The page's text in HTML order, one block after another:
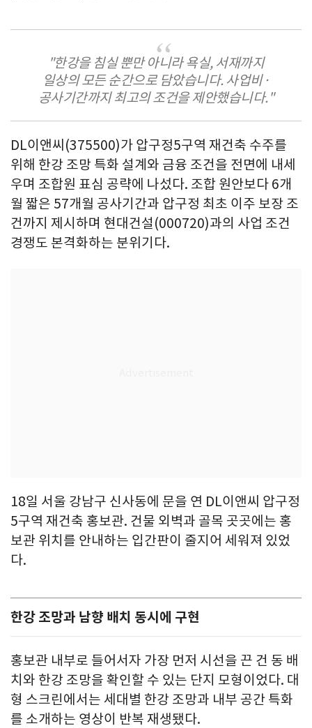
"한강을 침실 뿐만 아니라 욕실, 서재까지
일상의 모든 순간으로 담았습니다. 사업비·
공사기간까지 최고의 조건을 제안했습니다."
DL이앤씨(375500)가 압구정5구역 재건축 수주를
위해 한강 조망 특화 설계와 금융 조건을 전면에 내세
우며 조합원 표심 공략에 나섰다. 조합 원안보다 6개
월 짧은 57개월 공사기간과 압구정 최초 이주 보장 조
건까지 제시하며 현대건설(000720)과의 사업 조건
경쟁도 본격화하는 분위기다.
18일 서울 강남구 신사동에 문을 연 DL이앤씨 압구정
5구역 재건축 홍보관. 건물 외벽과 골목 곳곳에는 홍
보관 위치를 안내하는 입간판이 줄지어 세워져 있었
다.
한강 조망과 남향 배치 동시에 구현
홍보관 내부로 들어서자 가장 먼저 시선을 끈 건 동 배
치와 한강 조망을 확인할 수 있는 단지 모형이었다. 대
형 스크린에서는 세대별 한강 조망과 내부 공간 특화
를 소개하는 영상이 반복 재생됐다.